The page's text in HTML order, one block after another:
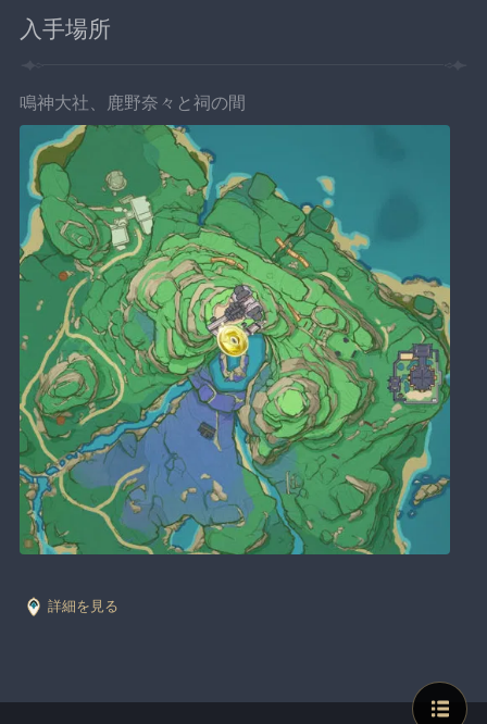
入手場所
鳴神大社、鹿野奈々と祠の間
詳細を見る